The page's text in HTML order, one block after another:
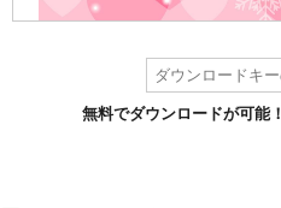
無料でダウンロードが可能！